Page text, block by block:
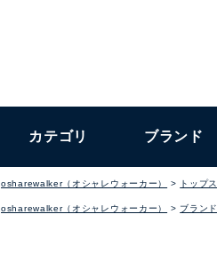
カテゴリ ブランド
osharewalker（オシャレウォーカー） トップス
osharewalker（オシャレウォーカー） ブランド